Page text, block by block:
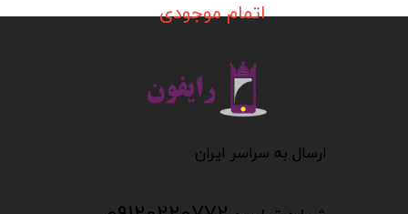
اتمام موجودی
​​​​​​ارسال به سراسر ایران